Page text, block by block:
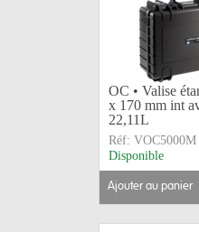
OC • Valise
x 170 mm int
22,11L
Réf: VOC5000M
Disponible
ajouter au panier